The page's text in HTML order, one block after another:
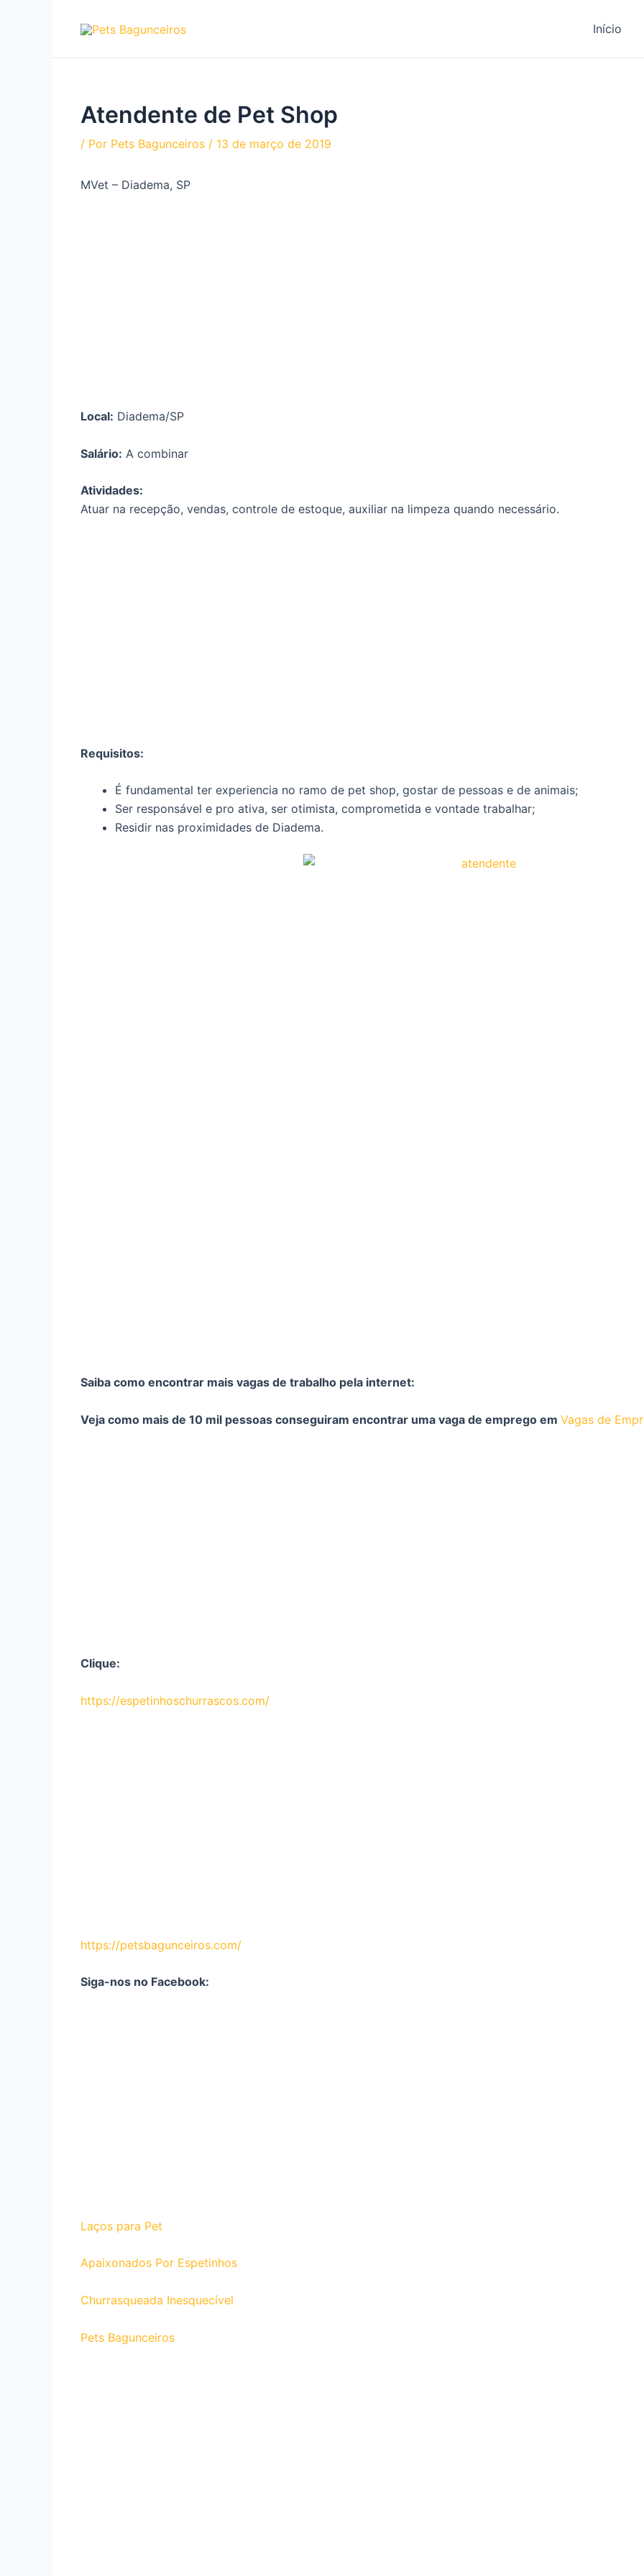
Início
Atendente de Pet Shop
/ Por Pets Bagunceiros / 13 de março de 2019
MVet – Diadema, SP
Local: Diadema/SP
Salário: A combinar
Atividades:
Atuar na recepção, vendas, controle de estoque, auxiliar na limpeza quando necessário.
Requisitos:
É fundamental ter experiencia no ramo de pet shop, gostar de pessoas e de animais;
Ser responsável e pro ativa, ser otimista, comprometida e vontade trabalhar;
Residir nas proximidades de Diadema.
Saiba como encontrar mais vagas de trabalho pela internet:
Veja como mais de 10 mil pessoas conseguiram encontrar uma vaga de emprego em Vagas de
Clique:
https://espetinhoschurrascos.com/
https://petsbagunceiros.com/
Siga-nos no Facebook:
Laços para Pet
Apaixonados Por Espetinhos
Churrasqueada Inesquecível
Pets Bagunceiros